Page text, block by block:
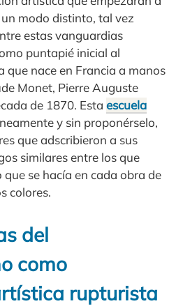
modo distinto, tal vez
estas vanguardias
puntapié inicial al
que nace en Francia a manos
Monet, Pierre Auguste
de 1870. Esta escuela
y sin proponérselo,
que adscribieron a sus
similares entre los que
se hacía en cada obra de
colores.
del
como
rupturista